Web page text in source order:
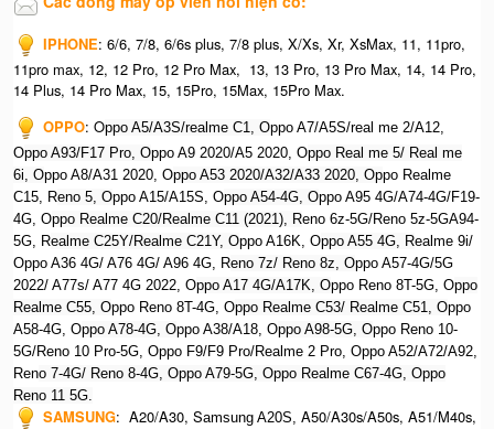
IPHONE: 6/6, 7/8, 6/6s plus, 7/8 plus, X/Xs, Xr, XsMax, 11, 11pro,
11pro max, 12, 12 Pro, 12 Pro Max, 13, 13 Pro, 13 Pro Max, 14, 14 Pro,
14 Plus, 14 Pro Max, 15, 15Pro, 15Max, 15Pro Max.
OPPO: Oppo A5/A3S/realme C1, Oppo A7/A5S/real me 2/A12,
Oppo A93/F17 Pro, Oppo A9 2020/A5 2020, Oppo Real me 5/ Real me
6i, Oppo A8/A31 2020, Oppo A53 2020/A32/A33 2020, Oppo Realme
C15, Reno 5, Oppo A15/A15S, Oppo A54-4G, Oppo A95 4G/A74-4G/F19-
4G, Oppo Realme C20/Realme C11 (2021), Reno 6z-5G/Reno 5z-5GA94-
5G, Realme C25Y/Realme C21Y, Oppo A16K, Oppo A55 4G, Realme 9i/
Oppo A36 4G/ A76 4G/ A96 4G, Reno 7z/ Reno 8z, Oppo A57-4G/5G
2022/ A77s/ A77 4G 2022, Oppo A17 4G/A17K, Oppo Reno 8T-5G, Oppo
Realme C55, Oppo Reno 8T-4G, Oppo Realme C53/ Realme C51, Oppo
A58-4G, Oppo A78-4G, Oppo A38/A18, Oppo A98-5G, Oppo Reno 10-
5G/Reno 10 Pro-5G, Oppo F9/F9 Pro/Realme 2 Pro, Oppo A52/A72/A92,
Reno 7-4G/ Reno 8-4G, Oppo A79-5G, Oppo Realme C67-4G, Oppo
Reno 11 5G.
SAMSUNG: A20/A30, Samsung A20S, A50/A30s/A50s, A51/M40s,